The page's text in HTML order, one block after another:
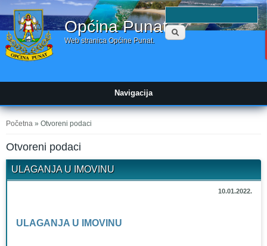
Općina Punat
Web stranica Općine Punat.
pretraživanja
Navigacija
Vi ste ovdje
Početna » Otvoreni podaci
Otvoreni podaci
ULAGANJA U IMOVINU
10.01.2022.
ULAGANJA U IMOVINU